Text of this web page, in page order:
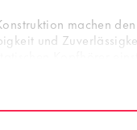
machen
und